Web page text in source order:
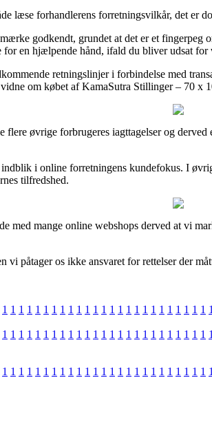
læse forhandlerens forretningsvilkår, det er
godkendt, grundet at det er et
for en hjælpende hånd, ifald du bliver udsat
retningslinjer i forbindelse med
om købet af KamaSutra Stillinger – 70 x
øvrige forbrugeres iagttagelser og
i online forretningens kundefokus. I
tilfredshed.
med mange online webshops derved at vi
vi påtager os ikke ansvaret for rettelser der
1 1 1 1 1 1 1 1 1 1 1 1 1 1 1 1 1 1 1 1 1 1 1 1 1 1
1 1 1 1 1 1 1 1 1 1 1 1 1 1 1 1 1 1 1 1 1 1 1 1 1 1
1 1 1 1 1 1 1 1 1 1 1 1 1 1 1 1 1 1 1 1 1 1 1 1 1 1